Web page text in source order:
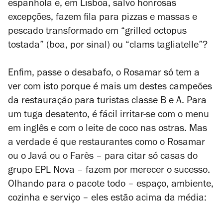
espanhola e, em Lisboa, salvo honrosas
excepções, fazem fila para pizzas e massas e
pescado transformado em “grilled octopus
tostada” (boa, por sinal) ou “clams tagliatelle”?
Enfim, passe o desabafo, o Rosamar só tem a
ver com isto porque é mais um destes campeões
da restauração para turistas classe B e A. Para
um tuga desatento, é fácil irritar-se com o menu
em inglês e com o leite de coco nas ostras. Mas
a verdade é que restaurantes como o Rosamar
ou o Javá ou o Farès – para citar só casas do
grupo EPL Nova – fazem por merecer o sucesso.
Olhando para o pacote todo – espaço, ambiente,
cozinha e serviço – eles estão acima da média: